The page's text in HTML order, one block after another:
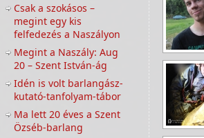
Csak a szokásos –
megint egy kis
felfedezés a Naszályon
Megint a Naszály: Aug
20 – Szent István-ág
Idén is volt barlangász-
kutató-tanfolyam-tábor
Ma lett 20 éves a Szent
Özséb-barlang